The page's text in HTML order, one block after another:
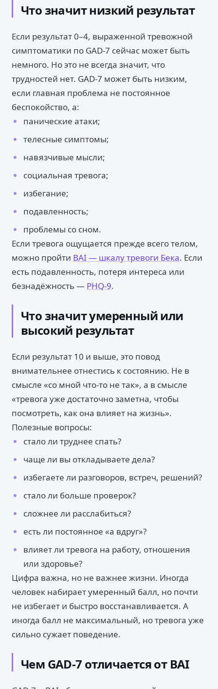
Что значит низкий результат
Если результат 0–4, выраженной тревожной
симптоматики по GAD-7 сейчас может быть
немного. Но это не всегда значит, что
трудностей нет. GAD-7 может быть низким,
если главная проблема не постоянное
беспокойство, а:
панические атаки;
телесные симптомы;
навязчивые мысли;
социальная тревога;
избегание;
подавленность;
проблемы со сном.
Если тревога ощущается прежде всего телом,
можно пройти BAI — шкалу тревоги Бека. Если
есть подавленность, потеря интереса или
безнадёжность — PHQ-9.
Что значит умеренный или
высокий результат
Если результат 10 и выше, это повод
внимательнее отнестись к состоянию. Не в
смысле «со мной что-то не так», а в смысле
«тревога уже достаточно заметна, чтобы
посмотреть, как она влияет на жизнь».
Полезные вопросы:
стало ли труднее спать?
чаще ли вы откладываете дела?
избегаете ли разговоров, встреч, решений?
стало ли больше проверок?
сложнее ли расслабиться?
есть ли постоянное «а вдруг»?
влияет ли тревога на работу, отношения
или здоровье?
Цифра важна, но не важнее жизни. Иногда
человек набирает умеренный балл, но почти
не избегает и быстро восстанавливается. А
иногда балл не максимальный, но тревога уже
сильно сужает поведение.
Чем GAD-7 отличается от BAI